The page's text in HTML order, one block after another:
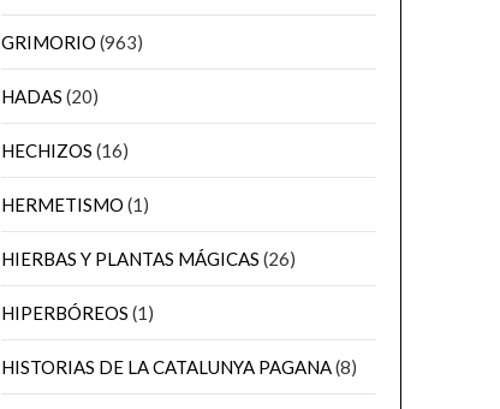
GRIMORIO (963)
HADAS (20)
HECHIZOS (16)
HERMETISMO (1)
HIERBAS Y PLANTAS MÁGICAS (26)
HIPERBÓREOS (1)
HISTORIAS DE LA CATALUNYA PAGANA(8)